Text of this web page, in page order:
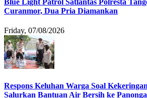
Blue Light Patrol Satlantas Polresta
Curanmor, Dua Pria Diamankan
Friday, 07/08/2026
Respons Keluhan Warga Soal
Salurkan Bantuan Air Bersih ke